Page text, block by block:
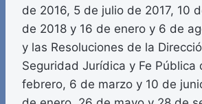
de 2016, 5 de julio de 2017, 10
de 2018 y 16 de enero y 6 de
y las Resoluciones de la
Seguridad Jurídica y Fe Pública
febrero, 6 de marzo y 10 de